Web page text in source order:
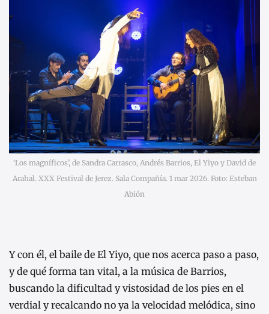
‘Los magníficos’, de Sandra Carrasco, Andrés Barrios, El Yiyo y David de
Arahal. XXX Festival de Jerez. Sala Compañía. 1 mar 2026. Foto: Esteban
Abión
Y con él, el baile de El Yiyo, que nos acerca paso a paso,
y de qué forma tan vital, a la música de Barrios,
buscando la dificultad y vistosidad de los pies en el
verdial y recalcando no ya la velocidad melódica, sino